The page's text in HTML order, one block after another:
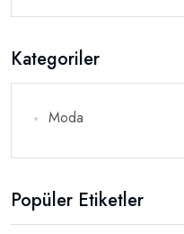
Kategoriler
Moda
Popüler Etiketler